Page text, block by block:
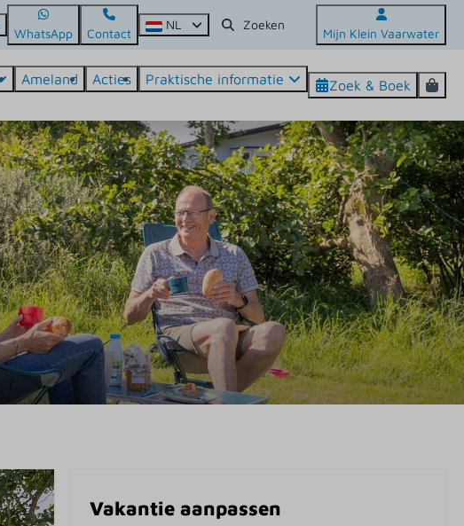
WhatsApp Contact
NL
Mijn Klein Vaarwater
Ameland Acties Praktische informatie Zoek & Boek
Vakantie aanpassen